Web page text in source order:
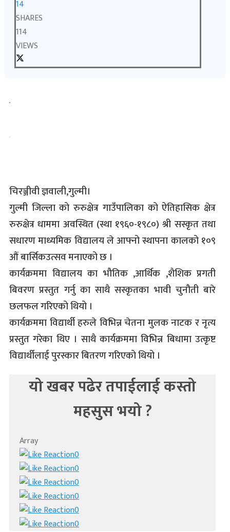
14
SHARES
114
VIEWS
चिरञ्जीवी ज्ञवाली,गुल्मी।
गुल्मी जिल्ला को रुरुक्षेत्र गाउँपालिका को ऐतिहासिक क्षेत्र
रुरुक्षेत्र धाममा अवस्थित (स्था १९६०-१९८०) श्री सस्कृत तथा
सधारण माध्यमिक विद्यालय ले आफ्नो स्थापना कालको १०९
औं बार्सिकउत्सव मनाएको छ ।
कार्यक्रममा विद्यालय का भौतिक ,आर्थिक ,शैशिक प्रगती
बिवरण प्रस्तुत गर्नु का साथै सस्कृतका भावी चुनौती बारे
छलफल गरिएको थियो ।
कार्यक्रममा विद्यार्थी हरुले विभिन्न चेतना मुलक नाटक र नृत्य
प्रस्तुत गरेका थिए । साथै कार्यक्रममा विभिन्न बिधामा उत्कृष्ट
विद्यार्थीलाई पुरस्कार बितरण गरिएको थियो ।
यो खबर पढेर तपाईलाई कस्तो
महसुस भयो ?
Array
0
0
0
0
0
0